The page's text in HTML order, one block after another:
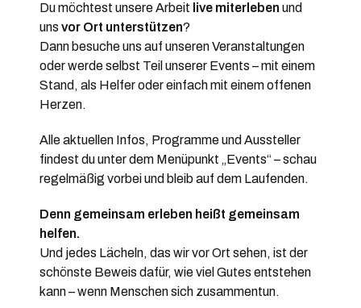
Du möchtest unsere Arbeit live miterleben und
uns vor Ort unterstützen?
Dann besuche uns auf unseren Veranstaltungen
oder werde selbst Teil unserer Events – mit einem
Stand, als Helfer oder einfach mit einem offenen
Herzen.
Alle aktuellen Infos, Programme und Aussteller
findest du unter dem Menüpunkt „Events“ – schau
regelmäßig vorbei und bleib auf dem Laufenden.
Denn gemeinsam erleben heißt gemeinsam
helfen.
Und jedes Lächeln, das wir vor Ort sehen, ist der
schönste Beweis dafür, wie viel Gutes entstehen
kann – wenn Menschen sich zusammentun.